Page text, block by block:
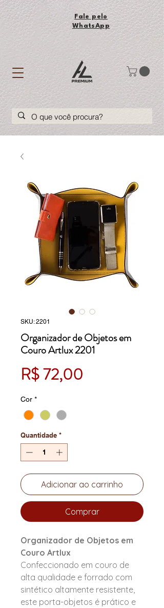
Fale pelo
WhatsApp
SKU: 2201
Organizador de Objetos em
Couro Artlux 2201
R$ 72,00
Cor *
Quantidade *
Adicionar ao carrinho
Comprar
Organizador de Objetos em
Couro Artlux
Confeccionado em couro de
alta qualidade e forrado com
sintético altamente resistente,
este porta-objetos é prático e